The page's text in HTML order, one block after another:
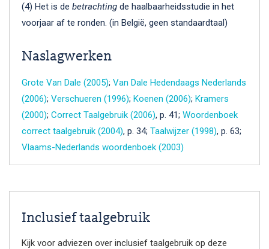
(4) Het is de betrachting de haalbaarheidsstudie in het
voorjaar af te ronden. (in België, geen standaardtaal)
Naslagwerken
Grote Van Dale (2005); Van Dale Hedendaags Nederlands
(2006); Verschueren (1996); Koenen (2006); Kramers
(2000); Correct Taalgebruik (2006), p. 41; Woordenboek
correct taalgebruik (2004), p. 34; Taalwijzer (1998), p. 63;
Vlaams-Nederlands woordenboek (2003)
Inclusief taalgebruik
Kijk voor adviezen over inclusief taalgebruik op deze